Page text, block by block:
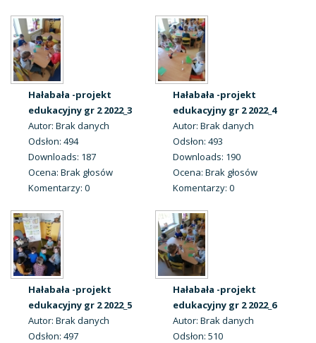
Hałabała -projekt
edukacyjny gr 2 2022_3
Autor: Brak danych
Odsłon: 494
Downloads: 187
Ocena: Brak głosów
Komentarzy: 0
Hałabała -projekt
edukacyjny gr 2 2022_4
Autor: Brak danych
Odsłon: 493
Downloads: 190
Ocena: Brak głosów
Komentarzy: 0
Hałabała -projekt
edukacyjny gr 2 2022_5
Autor: Brak danych
Odsłon: 497
Hałabała -projekt
edukacyjny gr 2 2022_6
Autor: Brak danych
Odsłon: 510